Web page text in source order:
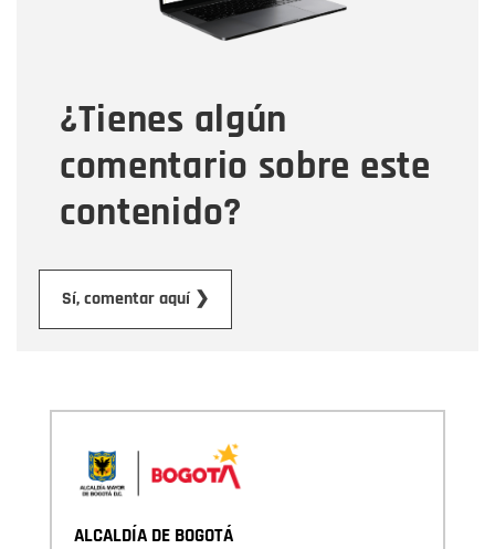
¿Tienes algún
comentario sobre este
contenido?
Sí, comentar aquí ❯
Tipo de comentario
Mensaje
ALCALDÍA DE BOGOTÁ